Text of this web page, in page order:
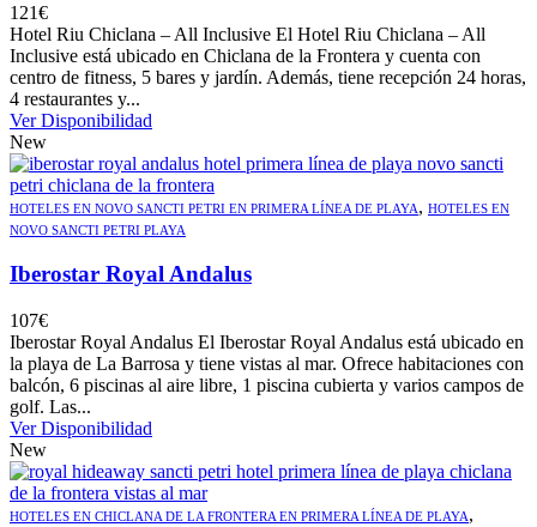
121€
Hotel Riu Chiclana – All Inclusive El Hotel Riu Chiclana – All
Inclusive está ubicado en Chiclana de la Frontera y cuenta con
centro de fitness, 5 bares y jardín. Además, tiene recepción 24 horas,
4 restaurantes y...
Ver Disponibilidad
New
HOTELES EN NOVO SANCTI PETRI EN PRIMERA LÍNEA DE PLAYA, HOTELES EN
NOVO SANCTI PETRI PLAYA
Iberostar Royal Andalus
107€
Iberostar Royal Andalus El Iberostar Royal Andalus está ubicado en
la playa de La Barrosa y tiene vistas al mar. Ofrece habitaciones con
balcón, 6 piscinas al aire libre, 1 piscina cubierta y varios campos de
golf. Las...
Ver Disponibilidad
New
HOTELES EN CHICLANA DE LA FRONTERA EN PRIMERA LÍNEA DE PLAYA,